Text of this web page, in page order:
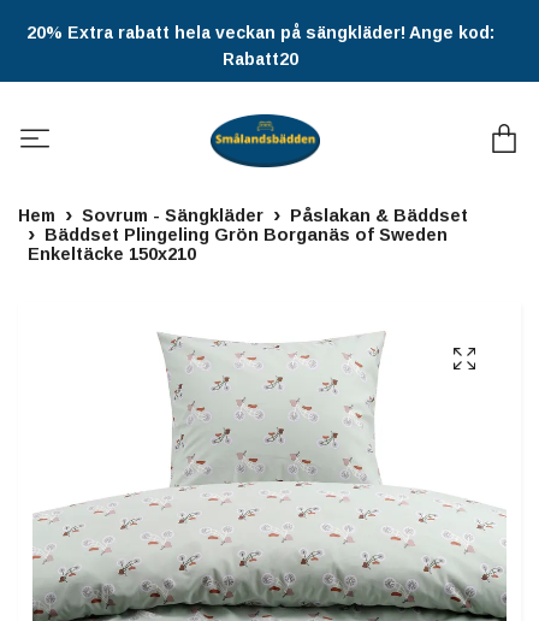
20% Extra rabatt hela veckan på sängkläder! Ange kod:
Rabatt20
Hem Sovrum - Sängkläder
Påslakan & Bäddset
Bäddset Plingeling Grön Borganäs of Sweden
Enkeltäcke 150x210